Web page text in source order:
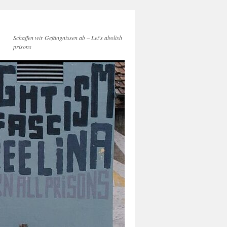
Schaffen wir Gefängnissen ab – Let's abolish
prisons